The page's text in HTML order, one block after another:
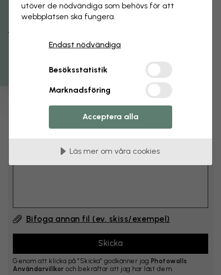
Storlek
Lägg till kommentar
Kommentar #1
Bifoga annan fil (ev. skiss/exempel)
Genom att klicka på ”Skicka” godkänner jag Photowalls
Användarvillkor och bekräftar att jag har läst dem.
Få 15% rabatt
utöver de nödvändiga som behövs för att
webbplatsen ska fungera.
Endast nödvändiga
Besöksstatistik
Marknadsföring
Acceptera alla
Läs mer om våra cookies